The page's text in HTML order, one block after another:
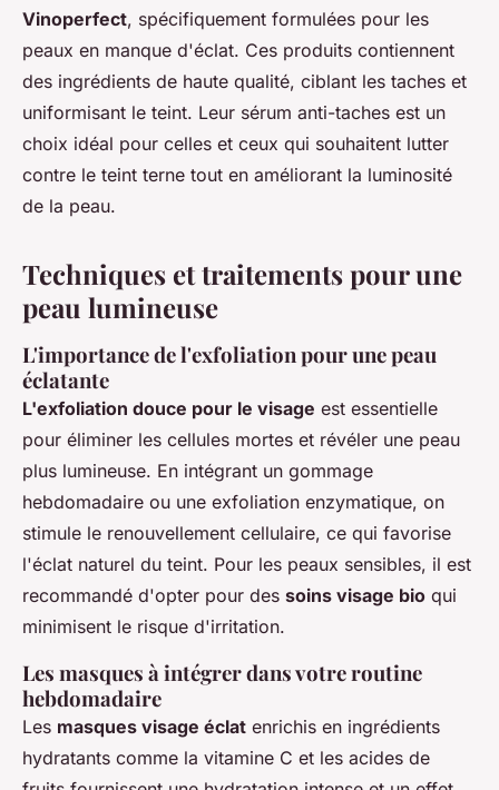
Vinoperfect, spécifiquement formulées pour les
peaux en manque d'éclat. Ces produits contiennent
des ingrédients de haute qualité, ciblant les taches et
uniformisant le teint. Leur sérum anti-taches est un
choix idéal pour celles et ceux qui souhaitent lutter
contre le teint terne tout en améliorant la luminosité
de la peau.
Techniques et traitements pour une
peau lumineuse
L'importance de l'exfoliation pour une peau
éclatante
L'exfoliation douce pour le visage est essentielle
pour éliminer les cellules mortes et révéler une peau
plus lumineuse. En intégrant un gommage
hebdomadaire ou une exfoliation enzymatique, on
stimule le renouvellement cellulaire, ce qui favorise
l'éclat naturel du teint. Pour les peaux sensibles, il est
recommandé d'opter pour des soins visage bio qui
minimisent le risque d'irritation.
Les masques à intégrer dans votre routine
hebdomadaire
Les masques visage éclat enrichis en ingrédients
hydratants comme la vitamine C et les acides de